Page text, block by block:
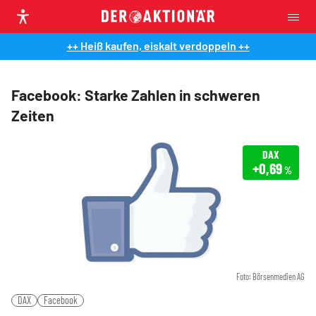
++ Heiß kaufen, eiskalt verdoppeln ++
Facebook: Starke Zahlen in schweren
Zeiten
Foto: Börsenmedien AG
DAX
+0,69%
DAX Facebook